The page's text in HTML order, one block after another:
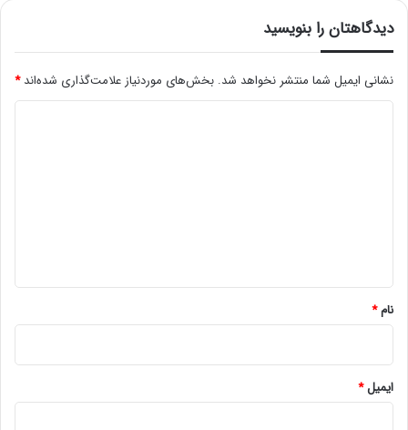
دیدگاهتان را بنویسید
نشانی ایمیل شما منتشر نخواهد شد. بخش‌های موردنیاز علامت‌گذاری شده‌اند*
نام*
ایمیل*